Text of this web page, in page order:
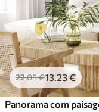
22.05€13 .23€
Panorama com